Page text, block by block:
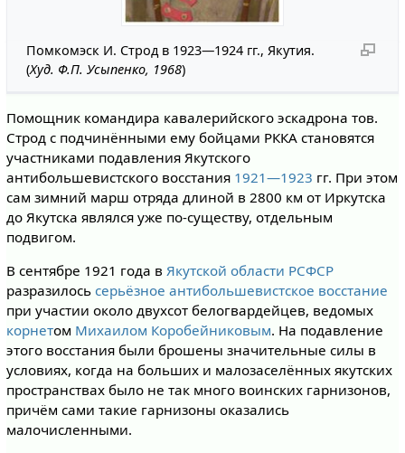
Помкомэск И. Строд в 1923—1924 гг., Якутия.
(Худ. Ф.П. Усыпенко, 1968)
Помощник командира кавалерийского эскадрона тов.
Строд с подчинёнными ему бойцами РККА становятся
участниками подавления Якутского
антибольшевистского восстания 1921—1923 гг. При этом
сам зимний марш отряда длиной в 2800 км от Иркутска
до Якутска являлся уже по-существу, отдельным
подвигом.
В сентябре 1921 года в Якутской области РСФСР
разразилось серьёзное антибольшевистское восстание
при участии около двухсот белогвардейцев, ведомых
корнетом Михаилом Коробейниковым. На подавление
этого восстания были брошены значительные силы в
условиях, когда на больших и малозаселённых якутских
пространствах было не так много воинских гарнизонов,
причём сами такие гарнизоны оказались
малочисленными.